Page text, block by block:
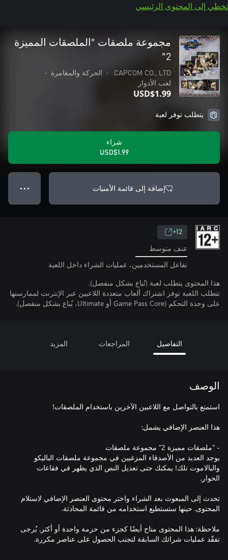
تخطي إلى المحتوى الرئيسي
مجموعة ملصقات "الملصقات المميزة
2"
CAPCOM CO., LTD.
• الحركة والمغامرة
•
لعب الأدوار
USD$1.99
يتطلب توفر لعبة
شراء
USD$1.99
إضافة إلى قائمة الأمنيات ● ● ●
12+
عنف متوسط
تفاعل المستخدمين، عمليات الشراء داخل اللعبة
هذا المحتوى يتطلب لعبة (تُباع بشكل منفصل).
تتطلب اللعبة توفر اشتراك ألعاب متعددة اللاعبين عبر الإنترنت لممارستها
على وحدة التحكم (Game Pass Core أو Ultimate، يُباع بشكل منفصل).
التفاصيل المراجعات المزيد
الوصف
يوجد العديد من الأصدقاء المزغبين في مجموعة ملصقات الباليكو
والبالاموت تلك! يمكنك حتى تعديل النص الذي يظهر في فقاعات
تحدث إلى المبعوث بعد الشراء واختر محتوى العنصر الإضافي لاستلام
ملاحظة: هذا المحتوى متاح أيضًا كجزء من حزمة واحدة أو أكثر. يُرجى
تفقّد عمليات شرائك السابقة لتجنب الحصول على عناصر مكررة.